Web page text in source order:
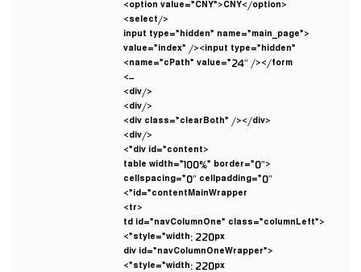
<option value=”CNY”>CNY</option>
</select>
<input type=”hidden” name=”main_page”
value=”index” /><input type=”hidden”
name=”cPath” value=”24″ /></form>
–>
</div>
</div>
<div class=”clearBoth” /></div>
</div>
<div id=”content”>
<table width=”100%” border=”0″
cellspacing=”0″ cellpadding=”0″
id=”contentMainWrapper”>
<tr>
<td id=”navColumnOne” class=”columnLeft”
style=”width: 220px”>
<div id=”navColumnOneWrapper”
style=”width: 220px”>